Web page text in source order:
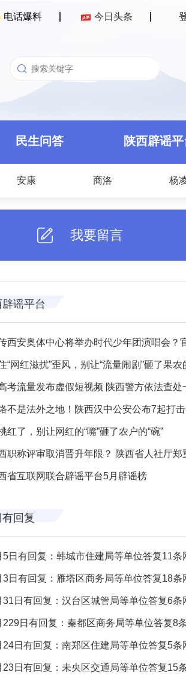
电话爆料 今日头条
民生问答 陕西辟谣
安康 商洛 杨
我要留言
辟谣平台
西安奥体中心将举办时代少年团演唱会？官方回应：纯
“网红滋扰”歪风，别让“流量闹剧”砸了果农
考流量发布虚假短视频 陕西警方依法查处一起涉高考网络
不是法外之地！陕西汉中公安公布7起打击整治网谣网暴典型
红了，别让网红的“嘴”砸了农户的“碗”
称评审取消晋升年限？ 陕西省人社厅郑重声明 谨防职称评审不实言
省互联网联合辟谣平台5月辟谣榜
回复
日有回复：韩城市住建局等单位答复11条网民
日有回复：雁塔区商务局等单位答复18条网民
日有回复：汉台区城管局等单位答复6条网民
日有回复：秦都区商务局等单位答复8条网民
日有回复：南郑区住建局等单位答复5条网民
日有回复：未央区交通局等单位答复15条网民